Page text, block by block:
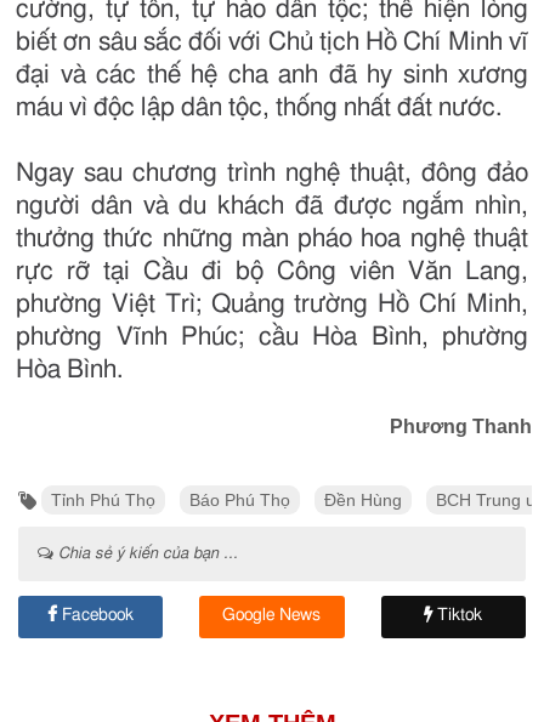
cường, tự tôn, tự hào dân tộc; thể hiện lòng
biết ơn sâu sắc đối với Chủ tịch Hồ Chí Minh vĩ
đại và các thế hệ cha anh đã hy sinh xương
máu vì độc lập dân tộc, thống nhất đất nước.
Ngay sau chương trình nghệ thuật, đông đảo
người dân và du khách đã được ngắm nhìn,
thưởng thức những màn pháo hoa nghệ thuật
rực rỡ tại Cầu đi bộ Công viên Văn Lang,
phường Việt Trì; Quảng trường Hồ Chí Minh,
phường Vĩnh Phúc; cầu Hòa Bình, phường
Hòa Bình.
Phương Thanh
Tỉnh Phú Thọ Báo Phú Thọ Đền Hùng BCH Trung
Chia sẻ ý kiến của bạn ...
Facebook Google News Tiktok